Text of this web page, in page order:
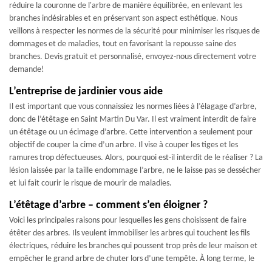
réduire la couronne de l'arbre de manière équilibrée, en enlevant les
branches indésirables et en préservant son aspect esthétique. Nous
veillons à respecter les normes de la sécurité pour minimiser les risques de
dommages et de maladies, tout en favorisant la repousse saine des
branches. Devis gratuit et personnalisé, envoyez-nous directement votre
demande!
L’entreprise de jardinier vous aide
Il est important que vous connaissiez les normes liées à l’élagage d’arbre,
donc de l’étêtage en Saint Martin Du Var. Il est vraiment interdit de faire
un étêtage ou un écimage d’arbre. Cette intervention a seulement pour
objectif de couper la cime d’un arbre. Il vise à couper les tiges et les
ramures trop défectueuses. Alors, pourquoi est-il interdit de le réaliser ? La
lésion laissée par la taille endommage l’arbre, ne le laisse pas se dessécher
et lui fait courir le risque de mourir de maladies.
L’étêtage d’arbre – comment s’en éloigner ?
Voici les principales raisons pour lesquelles les gens choisissent de faire
étêter des arbres. Ils veulent immobiliser les arbres qui touchent les fils
électriques, réduire les branches qui poussent trop près de leur maison et
empêcher le grand arbre de chuter lors d’une tempête. À long terme, le